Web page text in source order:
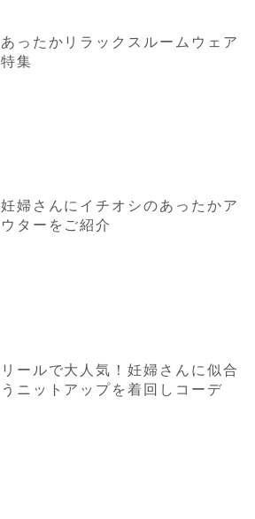
あったかリラックスルームウェア
特集
妊婦さんにイチオシのあったかア
ウターをご紹介
リールで大人気！妊婦さんに似合
うニットアップを着回しコーデ